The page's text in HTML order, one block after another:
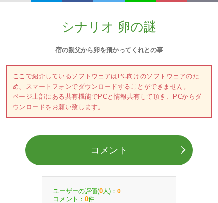
シナリオ 卵の謎
宿の親父から卵を預かってくれとの事
ここで紹介しているソフトウェアはPC向けのソフトウェアのた
め、スマートフォンでダウンロードすることができません。
ページ上部にある共有機能でPCと情報共有して頂き、PCからダ
ウンロードをお願い致します。
コメント
ユーザーの評価(0 人)： 0
コメント： 0件